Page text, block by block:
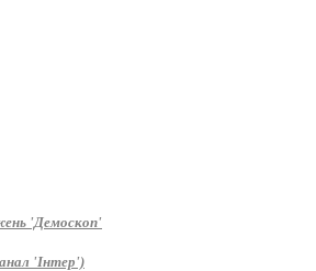
'Демоскоп'
'Інтер')